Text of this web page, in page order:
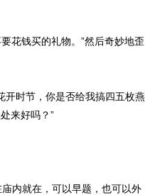
花钱买的礼物。”然后奇妙地歪
时节，你是否给我搞四五枚燕
来好吗？”
内就在，可以早题，也可以外